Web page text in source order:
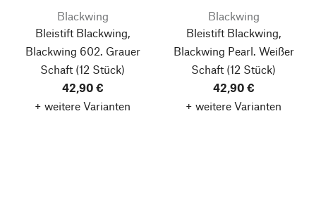
Blackwing
Bleistift Blackwing,
Blackwing 602. Grauer
Schaft (12 Stück)
42,90 €
+ weitere Varianten
Blackwing
Bleistift Blackwing,
Blackwing Pearl. Weißer
Schaft (12 Stück)
42,90 €
+ weitere Varianten